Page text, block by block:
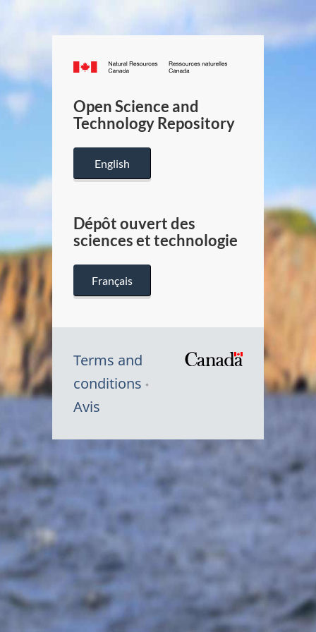
Canada.ca
/
Canada
Open Science and
Technology Repository
English
Dépôt ouvert des
sciences et technologie
Français
Terms and
conditions
Avis
Symbole
Canada